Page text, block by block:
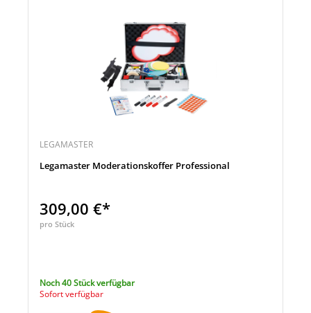
LEGAMASTER
Legamaster Moderationskoffer Professional
309,00 €*
pro Stück
Noch 40 Stück verfügbar
Sofort verfügbar